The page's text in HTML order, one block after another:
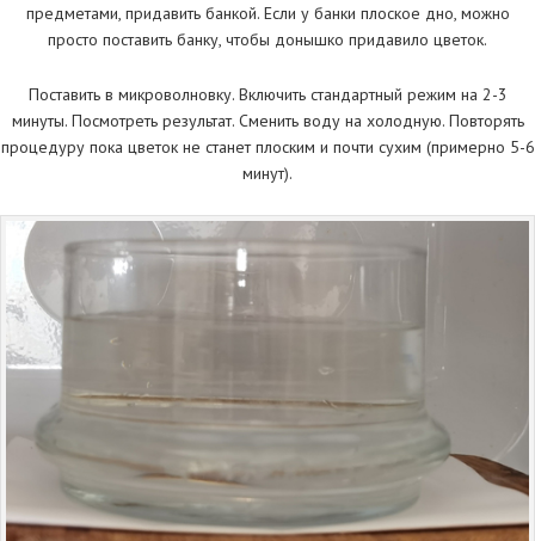
предметами, придавить банкой. Если у банки плоское дно, можно
просто поставить банку, чтобы донышко придавило цветок.
Поставить в микроволновку. Включить стандартный режим на 2-3
минуты. Посмотреть результат. Сменить воду на холодную. Повторять
процедуру пока цветок не станет плоским и почти сухим (примерно 5-6
минут).